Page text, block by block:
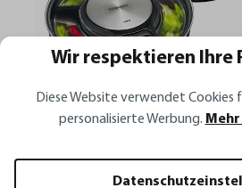
Set: Salatschleuder SPEEDWING® +
Wir respektieren Ihre
Diese Website verwendet
personalisierte Werbung.